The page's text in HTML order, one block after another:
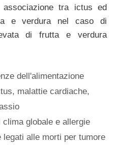
associazione tra ictus ed
e verdura nel caso di
di frutta e verdura
dell'alimentazione
, malattie cardiache,
globale e allergie
alle morti per tumore